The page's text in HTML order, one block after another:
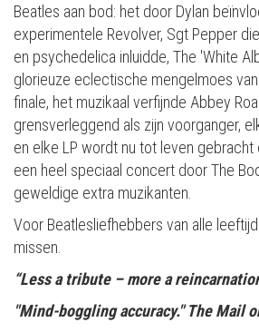
Beatles aan bod: het door Dylan
experimentele Revolver, Sgt Pepper
en psychedelica inluidde, The 'White
glorieuze eclectische mengelmoes
finale, het muzikaal verfijnde Abbey
grensverleggend als zijn voorganger,
en elke LP wordt nu tot leven
een heel speciaal concert door The
geweldige extra muzikanten.
Voor Beatlesliefhebbers van alle
missen.
“Less a tribute – more a
"Mind-boggling accuracy." The Mail